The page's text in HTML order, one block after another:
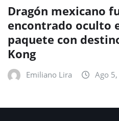
Dragón mexicano
encontrado oculto
paquete con
Kong
Emiliano Lira Ago